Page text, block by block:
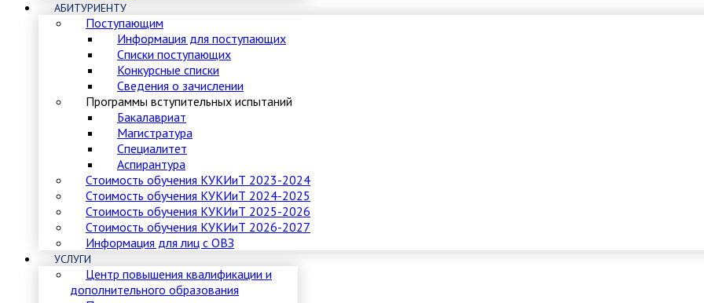
АБИТУРИЕНТУ
Поступающим
Информация для поступающих
Списки поступающих
Конкурсные списки
Сведения о зачислении
Программы вступительных испытаний
Бакалавриат
Магистратура
Специалитет
Аспирантура
Стоимость обучения КУКИиТ 2023-2024
Стоимость обучения КУКИиТ 2024-2025
Стоимость обучения КУКИиТ 2025-2026
Стоимость обучения КУКИиТ 2026-2027
Информация для лиц с ОВЗ
УСЛУГИ
Центр повышения квалификации и
дополнительного образования